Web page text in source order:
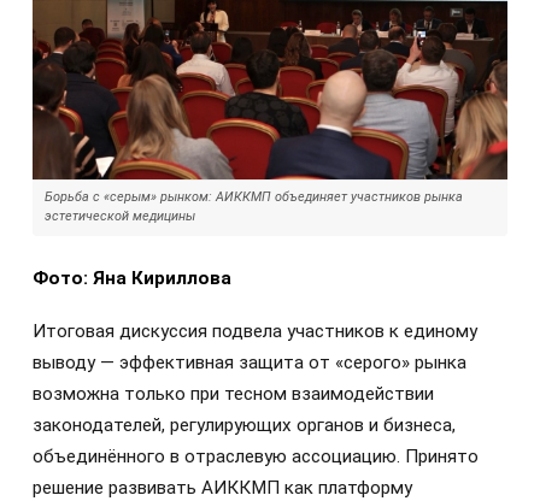
Борьба с «серым» рынком: АИККМП объединяет участников рынка
эстетической медицины
Фото: Яна Кириллова
Итоговая дискуссия подвела участников к единому
выводу — эффективная защита от «серого» рынка
возможна только при тесном взаимодействии
законодателей, регулирующих органов и бизнеса,
объединённого в отраслевую ассоциацию. Принято
решение развивать АИККМП как платформу